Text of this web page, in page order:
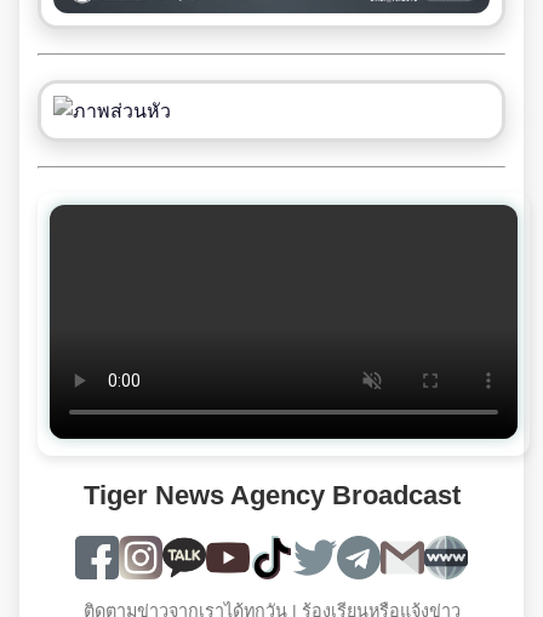
Tiger News Agency Broadcast
ติดตามข่าวจากเราได้ทุกวัน | ร้องเรียนหรือแจ้งข่าว